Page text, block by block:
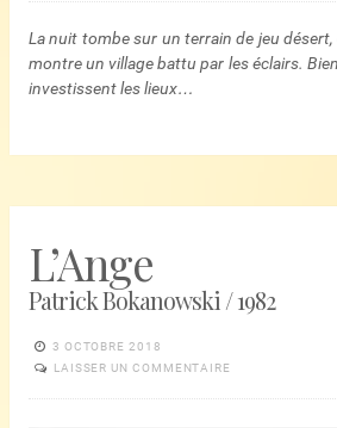
La nuit tombe sur un terrain de jeu
montre un village battu par les éclairs.
investissent les lieux…
L’Ange
Patrick Bokanowski / 1982
3 OCTOBRE 2018
LAISSER UN COMMENTAIRE